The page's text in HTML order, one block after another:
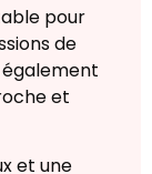
pour
de
également
et
et une